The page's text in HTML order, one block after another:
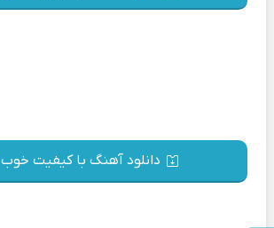
دانلود آهنگ با کیفیت خوب 128